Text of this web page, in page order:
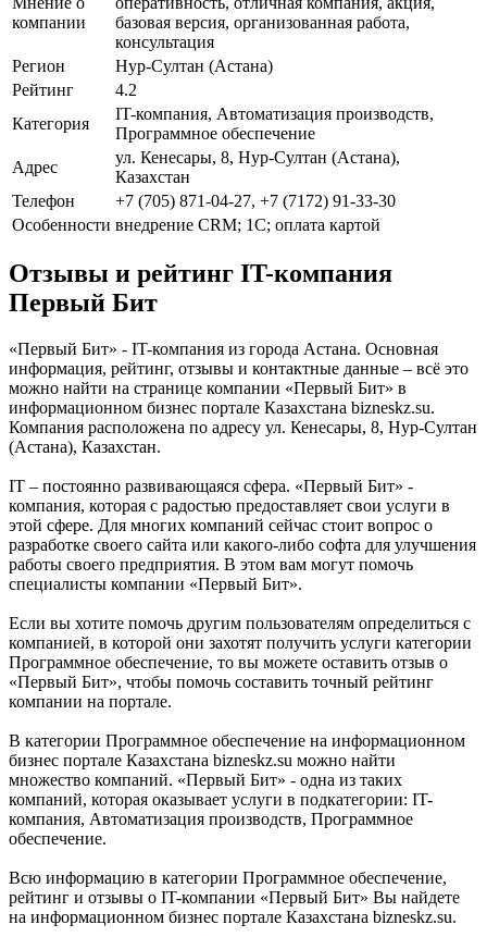
компании
базовая версия, организованная работа,
консультация
Регион
Нур-Султан (Астана)
Рейтинг
4.2
Категория
IT-компания, Автоматизация производств,
Программное обеспечение
Адрес
ул. Кенесары, 8, Нур-Султан (Астана),
Казахстан
Телефон
+7 (705) 871-04-27, +7 (7172) 91-33-30
Особенности внедрение CRM; 1С; оплата картой
Отзывы и рейтинг IT-компания
Первый Бит
«Первый Бит» - IT-компания из города Астана. Основная
информация, рейтинг, отзывы и контактные данные – всё это
можно найти на странице компании «Первый Бит» в
информационном бизнес портале Казахстана bizneskz.su.
Компания расположена по адресу ул. Кенесары, 8, Нур-Султан
(Астана), Казахстан.
IT – постоянно развивающаяся сфера. «Первый Бит» -
компания, которая с радостью предоставляет свои услуги в
этой сфере. Для многих компаний сейчас стоит вопрос о
разработке своего сайта или какого-либо софта для улучшения
работы своего предприятия. В этом вам могут помочь
специалисты компании «Первый Бит».
Если вы хотите помочь другим пользователям определиться с
компанией, в которой они захотят получить услуги категории
Программное обеспечение, то вы можете оставить отзыв о
«Первый Бит», чтобы помочь составить точный рейтинг
компании на портале.
В категории Программное обеспечение на информационном
бизнес портале Казахстана bizneskz.su можно найти
множество компаний. «Первый Бит» - одна из таких
компаний, которая оказывает услуги в подкатегории: IT-
компания, Автоматизация производств, Программное
обеспечение.
Всю информацию в категории Программное обеспечение,
рейтинг и отзывы о IT-компании «Первый Бит» Вы найдете
на информационном бизнес портале Казахстана bizneskz.su.